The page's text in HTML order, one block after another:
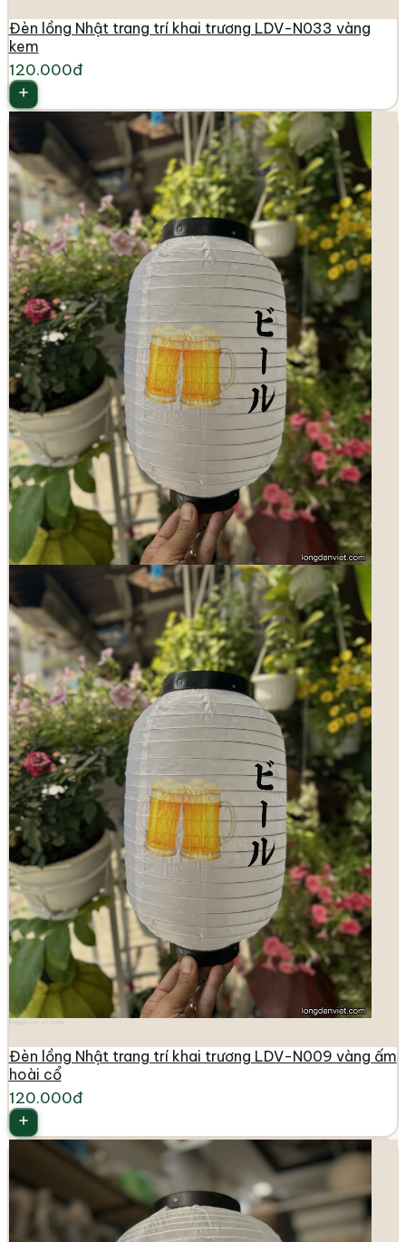
Đèn lồng Nhật trang trí khai trương LDV-N033 vàng
kem
120.000đ
Đèn lồng Nhật trang trí khai trương LDV-N009 vàng ấm
hoài cổ
120.000đ